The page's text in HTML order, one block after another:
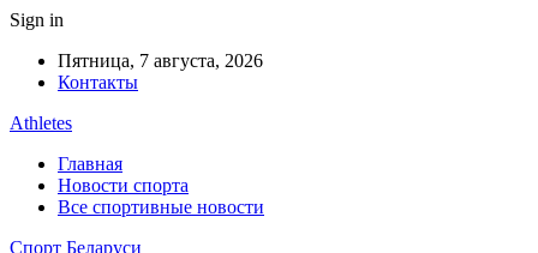
Sign in
Пятница, 7 августа, 2026
Контакты
Athletes
Главная
Новости спорта
Все спортивные новости
Спорт Беларуси